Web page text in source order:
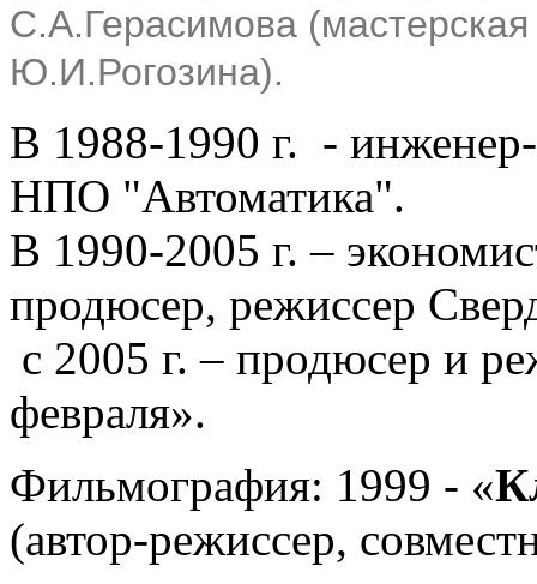
С.А.Герасимова
Ю.И.Рогозина).
В 1988-1990 г. -
НПО "Автоматика".
В 1990-2005 г. –
продюсер, режиссер
с 2005 г. – продюсер и
февраля».
Фильмография: 1999 - «
(автор-режиссер,